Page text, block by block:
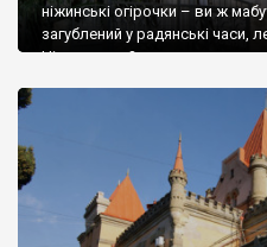
ніжинські огірочки – ви ж
загублений у радянські часи,
Ніжин греки?